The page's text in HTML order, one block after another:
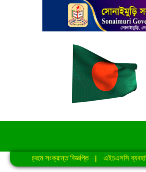
কার্যক্রমে সংক্রান্ত বিজ্ঞপ্তি||এইচএসসি